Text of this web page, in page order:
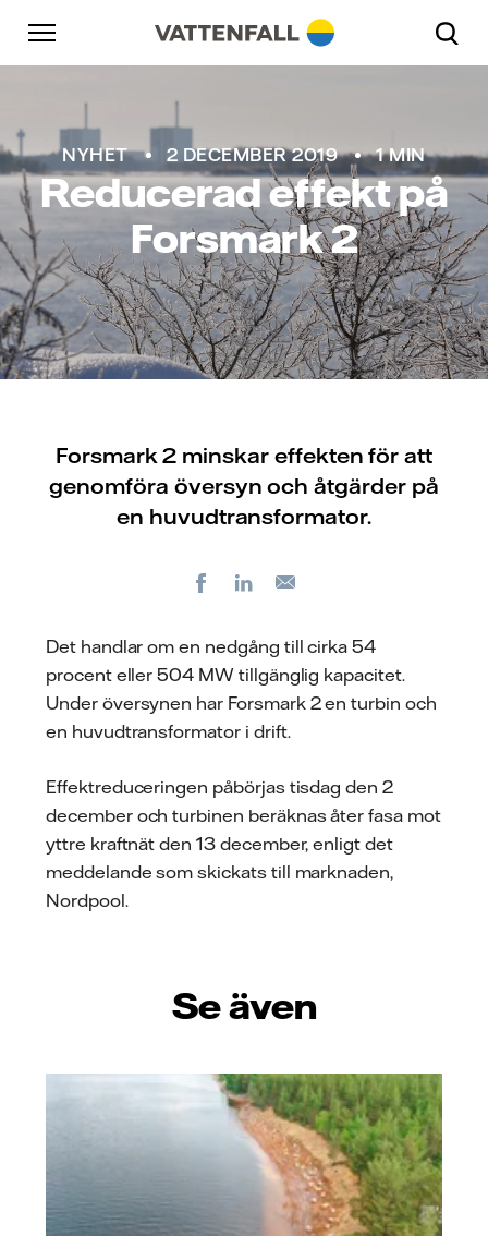
Skip to content
Gå till huvudnavigeringen
Gå till sidfoten
NYHET 2 DECEMBER 2019 1 MIN
Reducerad effekt på
Forsmark 2
Forsmark 2 minskar effekten för att
genomföra översyn och åtgärder på
en huvudtransformator.
FacebookLinkedIn
Det handlar om en nedgång till cirka 54
procent eller 504 MW tillgänglig kapacitet.
Under översynen har Forsmark 2 en turbin och
en huvudtransformator i drift.
Effektreduceringen påbörjas tisdag den 2
december och turbinen beräknas åter fasa mot
yttre kraftnät den 13 december, enligt det
meddelande som skickats till marknaden,
Nordpool.
Se även
Gå till huvudnavigeringen